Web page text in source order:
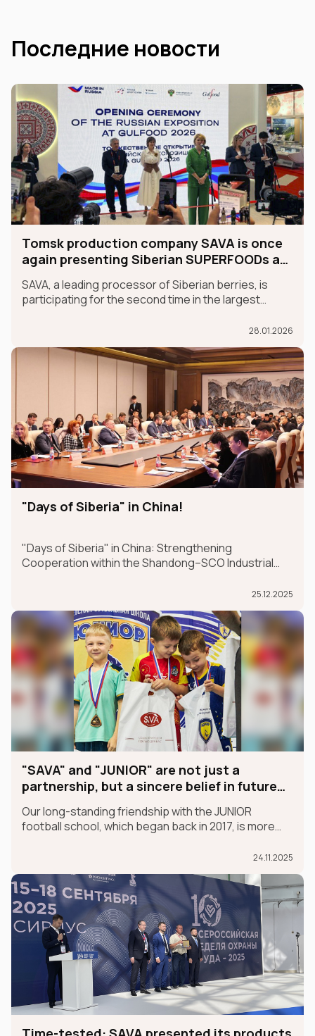
Последние новости
Tomsk production company SAVA is once
again presenting Siberian SUPERFOODs at
SAVA, a leading processor of Siberian berries, is
participating for the second time in the largest
the MADE IN RUSSIA exhibit, which is taking place in
Dubai from January 26-30.
28.01.2026
"Days of Siberia" in China!
"Days of Siberia" in China: Strengthening
Cooperation within the Shandong–SCO Industrial
25.12.2025
"SAVA" and "JUNIOR" are not just a
partnership, but a sincere belief in future
Our long-standing friendship with the JUNIOR
football school, which began back in 2017, is more
24.11.2025